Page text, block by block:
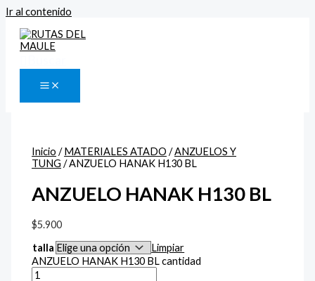
Ir al contenido
Inicio /MATERIALES ATADO /ANZUELOS Y
TUNG / ANZUELO HANAK H130 BL
ANZUELO HANAK H130 BL
$5.900
talla
Limpiar
ANZUELO HANAK H130 BL cantidad